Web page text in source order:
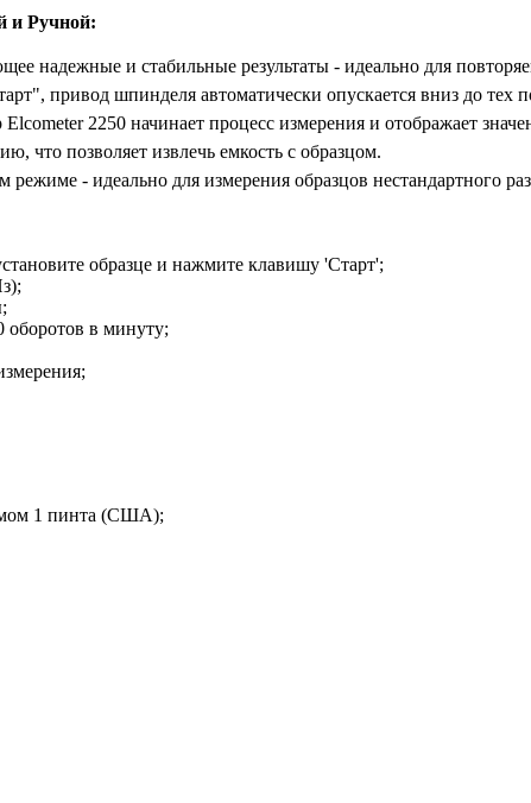
и Ручной:
надежные и стабильные результаты - идеально для
привод шпинделя автоматически опускается вниз до тех
2250 начинает процесс измерения и отображает
что позволяет извлечь емкость с образцом.
- идеально для измерения образцов нестандартного
образце и нажмите клавишу 'Старт';
оборотов в минуту;
1 пинта (США);